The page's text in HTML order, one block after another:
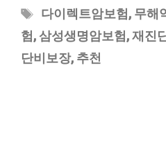
테
고
리
태
그
다이렉트암보험 , 무해
험 ,삼성생명암보험 ,재진
단비보장, 추천